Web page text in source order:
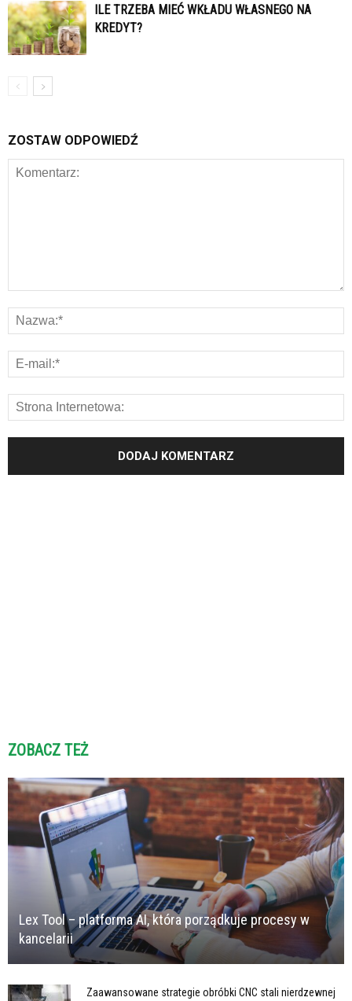
ILE TRZEBA MIEĆ WKŁADU WŁASNEGO NA
KREDYT?
ZOSTAW ODPOWIEDŹ
ZOBACZ TEŻ
Lex Tool – platforma AI, która porządkuje procesy w
kancelarii
Zaawansowane strategie obróbki CNC stali nierdzewnej